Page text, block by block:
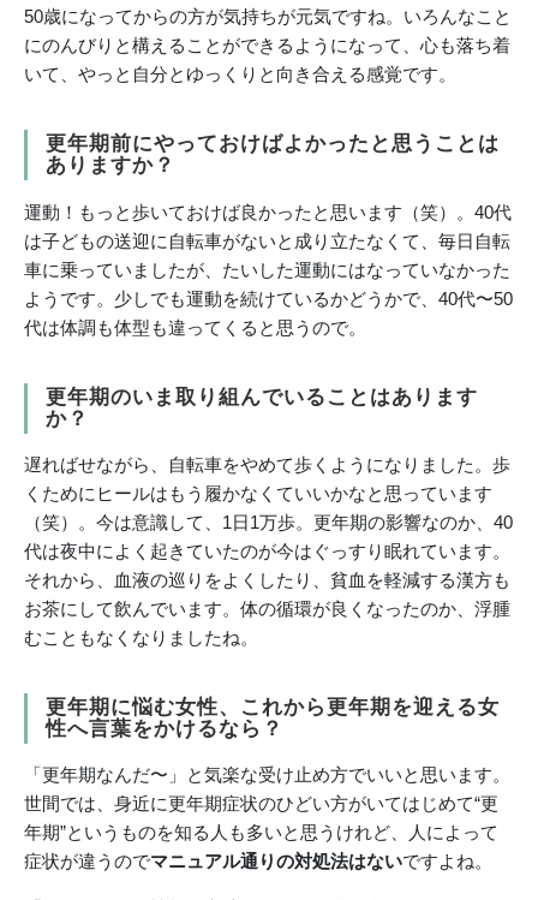
50歳になってからの方が気持ちが元気ですね。いろんなこと
にのんびりと構えることができるようになって、心も落ち着
いて、やっと自分とゆっくりと向き合える感覚です。
更年期前にやっておけばよかったと思うことは
ありますか？
運動！もっと歩いておけば良かったと思います（笑）。40代
は子どもの送迎に自転車がないと成り立たなくて、毎日自転
車に乗っていましたが、たいした運動にはなっていなかった
ようです。少しでも運動を続けているかどうかで、40代〜50
代は体調も体型も違ってくると思うので。
更年期のいま取り組んでいることはあります
か？
遅ればせながら、自転車をやめて歩くようになりました。歩
くためにヒールはもう履かなくていいかなと思っています
（笑）。今は意識して、1日1万歩。更年期の影響なのか、40
代は夜中によく起きていたのが今はぐっすり眠れています。
それから、血液の巡りをよくしたり、貧血を軽減する漢方も
お茶にして飲んでいます。体の循環が良くなったのか、浮腫
むこともなくなりましたね。
更年期に悩む女性、これから更年期を迎える女
性へ言葉をかけるなら？
「更年期なんだ〜」と気楽な受け止め方でいいと思います。
世間では、身近に更年期症状のひどい方がいてはじめて“更
年期”というものを知る人も多いと思うけれど、人によって
症状が違うのでマニュアル通りの対処法はないですよね。